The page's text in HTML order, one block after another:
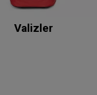
Valizler